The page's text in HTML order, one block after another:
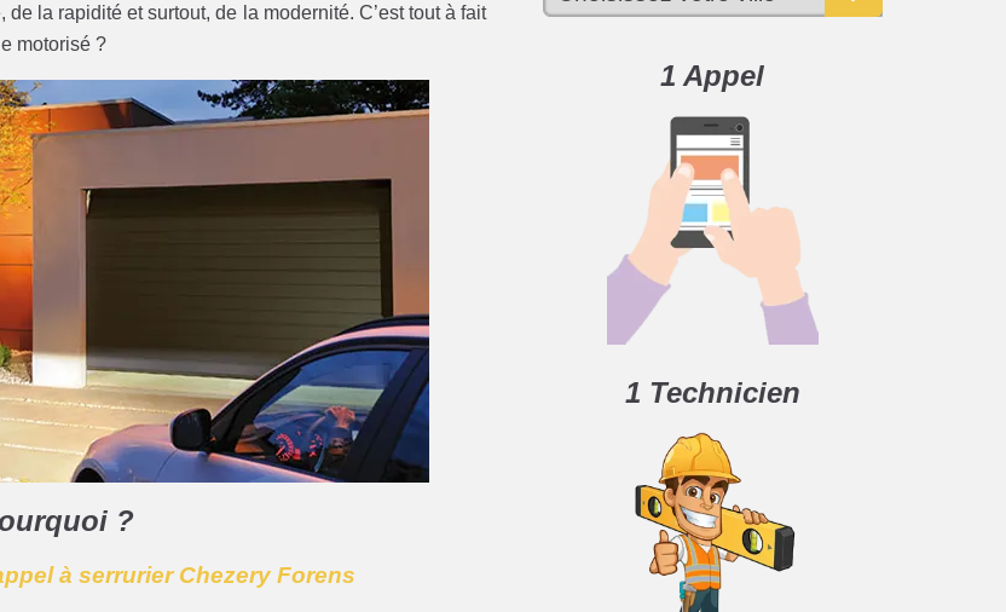
la rapidité et surtout, de la modernité. C’est tout à fait
motorisé ?
?
à serrurier Chezery Forens
1 Appel
1 Technicien